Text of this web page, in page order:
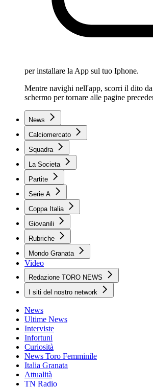
per installare la App sul tuo Iphone.
Mentre navighi nell'app, scorri il dito
schermo per tornare alle pagine
News
Calciomercato
Squadra
La Societa
Partite
Serie A
Coppa Italia
Giovanili
Rubriche
Mondo Granata
Video
Redazione TORO NEWS
I siti del nostro network
News
Ultime News
Interviste
Infortuni
Curiosità
News Toro Femminile
Italia Granata
Attualità
TN Radio